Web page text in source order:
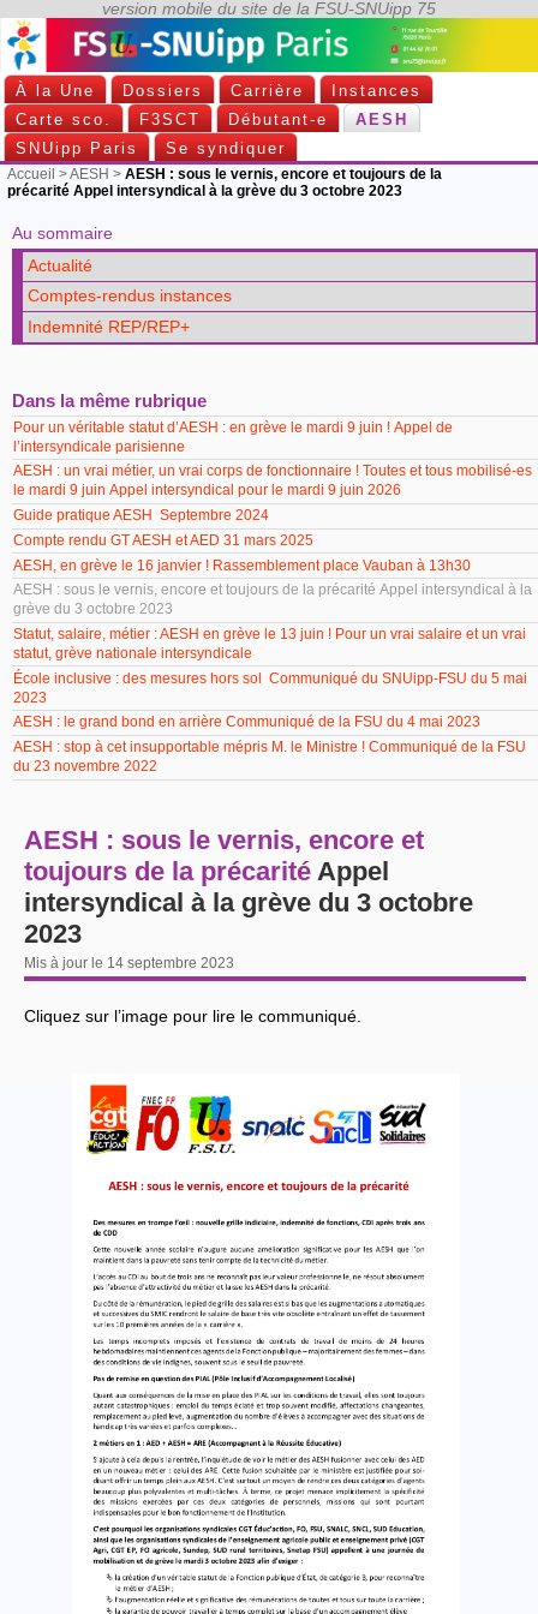
À la Une Dossiers Carrière
Instances
Carte sco.
F3SCT Débutant-e
AESH
SNUipp Paris
Se syndiquer
Accueil >AESH >AESH : sous le vernis, encore et toujours de la
précarité Appel intersyndical à la grève du 3 octobre 2023
Au sommaire
Actualité
Comptes-rendus instances
Indemnité REP/REP+
Dans la même rubrique
Pour un véritable statut d’AESH : en grève le mardi 9 juin ! Appel de
l’intersyndicale parisienne
AESH : un vrai métier, un vrai corps de fonctionnaire ! Toutes et tous mobilisé-es
le mardi 9 juin Appel intersyndical pour le mardi 9 juin 2026
Guide pratique AESH Septembre 2024
Compte rendu GT AESH et AED 31 mars 2025
AESH, en grève le 16 janvier ! Rassemblement place Vauban à 13h30
AESH : sous le vernis, encore et toujours de la précarité Appel intersyndical à la
grève du 3 octobre 2023
Statut, salaire, métier : AESH en grève le 13 juin ! Pour un vrai salaire et un vrai
statut, grève nationale intersyndicale
École inclusive : des mesures hors sol Communiqué du SNUipp-FSU du 5 mai
2023
AESH : le grand bond en arrière Communiqué de la FSU du 4 mai 2023
AESH : stop à cet insupportable mépris M. le Ministre ! Communiqué de la FSU
du 23 novembre 2022
AESH : sous le vernis, encore et
toujours de la précarité Appel
intersyndical à la grève du 3 octobre
2023
Mis à jour le 14 septembre 2023
Cliquez sur l’image pour lire le communiqué.